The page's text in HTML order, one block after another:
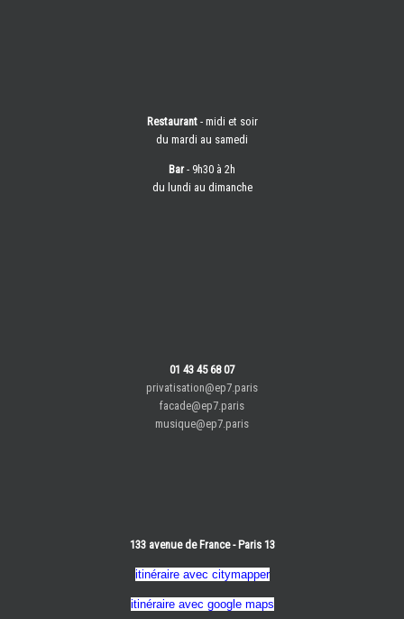
Restaurant- midi et soir
du mardi au samedi
Bar- 9h30 à 2h
du lundi au dimanche
01 43 45 68 07
privatisation@ep7.paris
facade@ep7.paris
musique@ep7.paris
133 avenue de France - Paris 13
itinéraire avec citymapper
itinéraire avec google maps